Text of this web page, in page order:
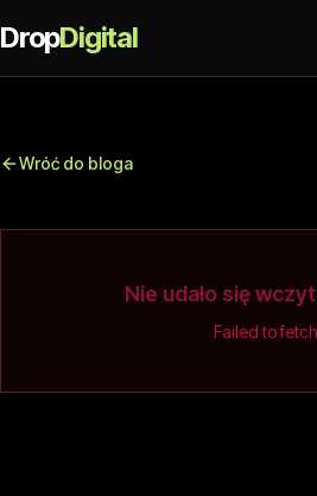
DropDigital
Wróć do bloga
Nie udało się
Failed to fetch